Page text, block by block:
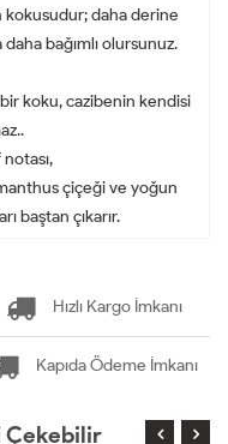
kokusudur; daha derine
bağımlı olursunuz.
bir koku, cazibenin kendisi
çiçeği ve yoğun
baştan çıkarır.
Hızlı Kargo İmkanı
Kapıda Ödeme İmkanı
Çekebilir